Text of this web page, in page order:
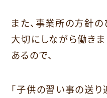
また、事業所の方針の
大切にしながら働きま
あるので、
「子供の習い事の送